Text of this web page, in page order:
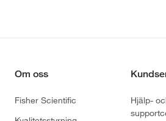
Om oss
Fisher Scientific
Hjälp-